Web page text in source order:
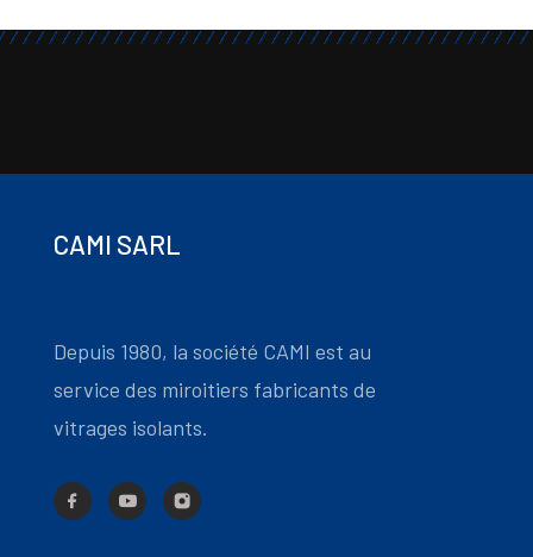
CAMI SARL
Depuis 1980, la société CAMI est au
service des miroitiers fabricants de
vitrages isolants.